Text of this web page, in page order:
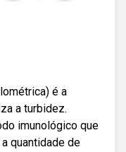
é a
a turbidez.
imunológico que
quantidade de